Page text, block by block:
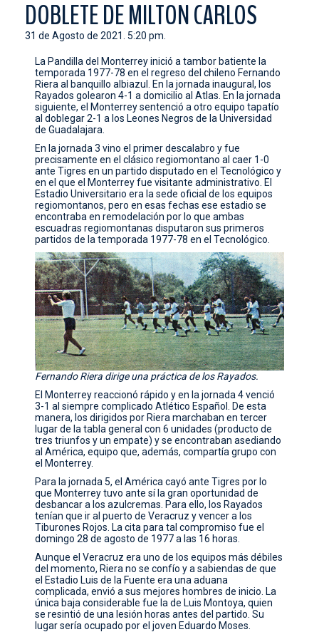
CONTACTO
DOBLETE DE MILTON CARLOS
31 de Agosto de 2021. 5:20 pm.
La Pandilla del Monterrey inició a tambor batiente la
temporada 1977-78 en el regreso del chileno Fernando
Riera al banquillo albiazul. En la jornada inaugural, los
Rayados golearon 4-1 a domicilio al Atlas. En la jornada
siguiente, el Monterrey sentenció a otro equipo tapatío
al doblegar 2-1 a los Leones Negros de la Universidad
de Guadalajara.
En la jornada 3 vino el primer descalabro y fue
precisamente en el clásico regiomontano al caer 1-0
ante Tigres en un partido disputado en el Tecnológico y
en el que el Monterrey fue visitante administrativo. El
Estadio Universitario era la sede oficial de los equipos
regiomontanos, pero en esas fechas ese estadio se
encontraba en remodelación por lo que ambas
escuadras regiomontanas disputaron sus primeros
partidos de la temporada 1977-78 en el Tecnológico.
Fernando Riera dirige una práctica de los Rayados.
El Monterrey reaccionó rápido y en la jornada 4 venció
3-1 al siempre complicado Atlético Español. De esta
manera, los dirigidos por Riera marchaban en tercer
lugar de la tabla general con 6 unidades (producto de
tres triunfos y un empate) y se encontraban asediando
al América, equipo que, además, compartía grupo con
el Monterrey.
Para la jornada 5, el América cayó ante Tigres por lo
que Monterrey tuvo ante sí la gran oportunidad de
desbancar a los azulcremas. Para ello, los Rayados
tenían que ir al puerto de Veracruz y vencer a los
Tiburones Rojos. La cita para tal compromiso fue el
domingo 28 de agosto de 1977 a las 16 horas.
Aunque el Veracruz era uno de los equipos más débiles
del momento, Riera no se confío y a sabiendas de que
el Estadio Luis de la Fuente era una aduana
complicada, envió a sus mejores hombres de inicio. La
única baja considerable fue la de Luis Montoya, quien
se resintió de una lesión horas antes del partido. Su
lugar sería ocupado por el joven Eduardo Moses.